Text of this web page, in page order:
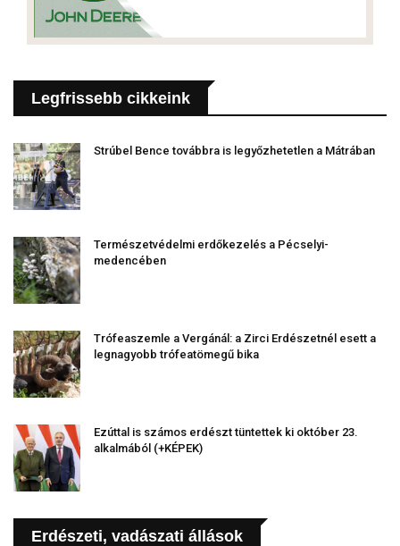
Legfrissebb cikkeink
Strúbel Bence továbbra is legyőzhetetlen a Mátrában
Természetvédelmi erdőkezelés a Pécselyi-
medencében
Trófeaszemle a Vergánál: a Zirci Erdészetnél esett a
legnagyobb trófeatömegű bika
Ezúttal is számos erdészt tüntettek ki október 23.
alkalmából (+KÉPEK)
Erdészeti, vadászati állások